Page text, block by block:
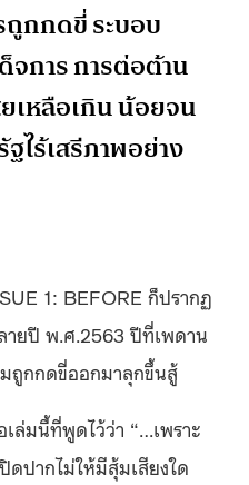
กกดขี่ ระบอบ
จการ การต่อต้าน
เหลือเกิน น้อยจน
ไร้เสรีภาพอย่าง
1: BEFORE ก็ปรากฏ
ายปี พ.ศ.2563 ปีที่เพดาน
ถูกกดขี่ออกมาลุกขึ้นสู้
ล่มนี้ที่พูดไว้ว่า “…เพราะ
ปากไม่ให้มีสุ้มเสียงใด